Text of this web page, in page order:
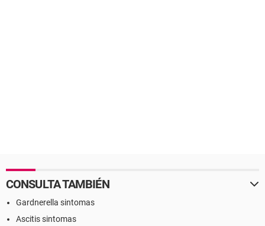
CONSULTA TAMBIÉN
Gardnerella sintomas
Ascitis sintomas